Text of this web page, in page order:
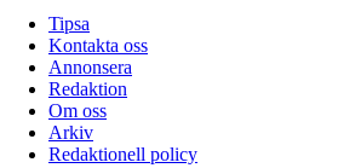
Tipsa
Kontakta oss
Annonsera
Redaktion
Om oss
Arkiv
Redaktionell policy